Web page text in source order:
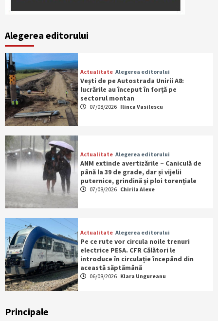
Alegerea editorului
Actualitate Alegerea editorului
Vești de pe Autostrada Unirii A8:
lucrările au început în forță pe
sectorul montan
07/08/2026 Ilinca Vasilescu
Actualitate Alegerea editorului
ANM extinde avertizările – Caniculă de
până la 39 de grade, dar și vijelii
puternice, grindină și ploi torențiale
07/08/2026 Chirila Alexe
Actualitate Alegerea editorului
Pe ce rute vor circula noile trenuri
electrice PESA. CFR Călători le
introduce în circulație începând din
această săptămână
06/08/2026 Klara Ungureanu
Principale